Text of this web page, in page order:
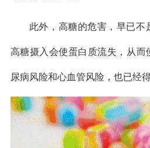
此外，高糖的危害，早已不
高糖摄入会使蛋白质流失，从而
尿病风险和心血管风险，也已经